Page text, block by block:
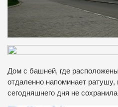
Дом с башней, где
отдаленно напоминает
сегодняшнего дня не